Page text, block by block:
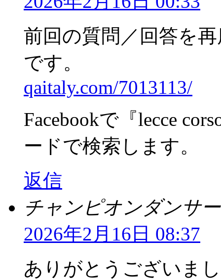
前回の質問／回答を
です。
qaitaly.com/7013113/
Facebookで『lecce
ードで検索します。
返信
チャンピオンダンサー
2026年2月16日 08:37
ありがとうございま